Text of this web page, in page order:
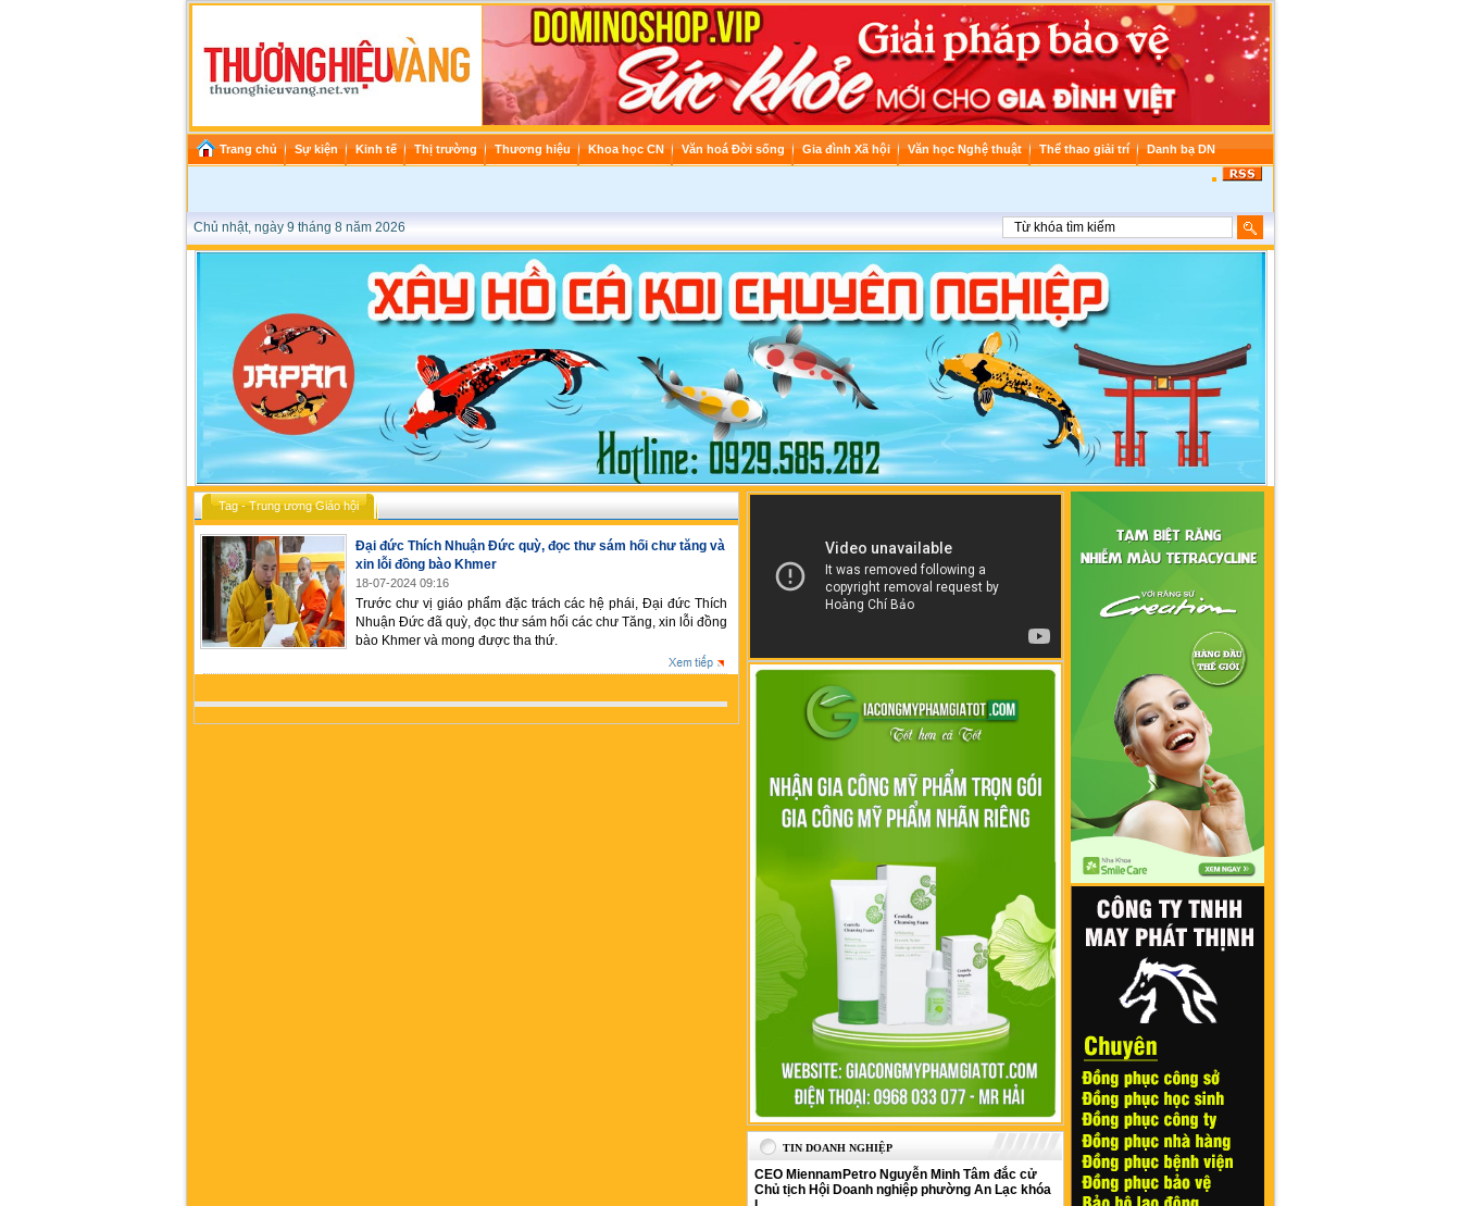
Trang chủ Sự kiện Kinh tế Thị trường Thương hiệu Khoa học CN Văn hoá Đời sống Gia đình Xã hội Văn học Nghệ thuật Thể thao giải trí Danh bạ DN
Chủ nhật, ngày 9 tháng 8 năm 2026
Tag - Trung ương Giáo hội
Đại đức Thích Nhuận Đức quỳ, đọc thư sám hối chư tăng và
xin lỗi đồng bào Khmer
18-07-2024 09:16
Trước chư vị giáo phẩm đặc trách các hệ phái, Đại đức Thích
Nhuận Đức đã quỳ, đọc thư sám hối các chư Tăng, xin lỗi đồng
bào Khmer và mong được tha thứ.
TIN DOANH NGHIỆP
CEO MiennamPetro Nguyễn Minh Tâm đắc cử
Chủ tịch Hội Doanh nghiệp phường An Lạc khóa